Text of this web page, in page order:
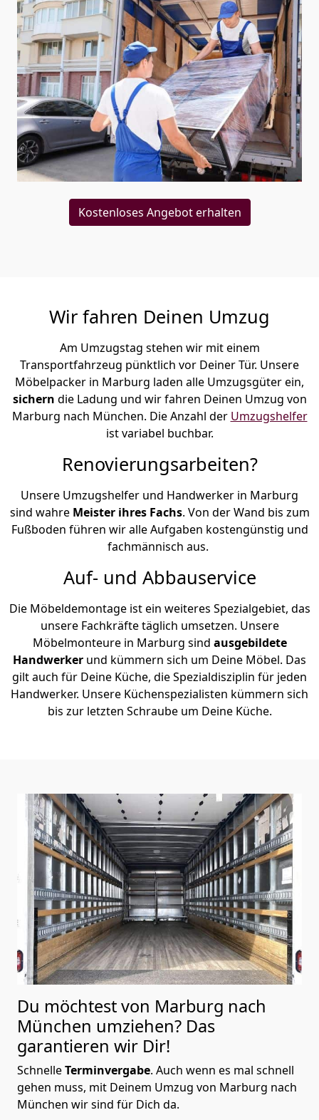
Kostenloses Angebot erhalten
Wir fahren Deinen Umzug
Am Umzugstag stehen wir mit einem
Transportfahrzeug pünktlich vor Deiner Tür. Unsere
Möbelpacker in Marburg laden alle Umzugsgüter ein,
sichern die Ladung und wir fahren Deinen Umzug von
Marburg nach München. Die Anzahl der Umzugshelfer
ist variabel buchbar.
Renovierungsarbeiten?
Unsere Umzugshelfer und Handwerker in Marburg
sind wahre Meister ihres Fachs. Von der Wand bis zum
Fußboden führen wir alle Aufgaben kostengünstig und
fachmännisch aus.
Auf- und Abbauservice
Die Möbeldemontage ist ein weiteres Spezialgebiet, das
unsere Fachkräfte täglich umsetzen. Unsere
Möbelmonteure in Marburg sind ausgebildete
Handwerker und kümmern sich um Deine Möbel. Das
gilt auch für Deine Küche, die Spezialdisziplin für jeden
Handwerker. Unsere Küchenspezialisten kümmern sich
bis zur letzten Schraube um Deine Küche.
Du möchtest von Marburg nach
München umziehen? Das
garantieren wir Dir!
SchnelleTerminvergabe. Auch wenn es mal schnell
gehen muss, mit Deinem Umzug von Marburg nach
München wir sind für Dich da.